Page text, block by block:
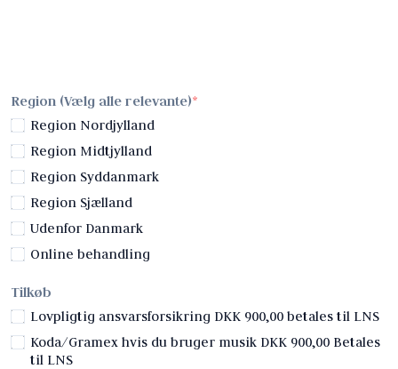
Region (Vælg alle relevante)
Region Nordjylland
Region Midtjylland
Region Syddanmark
Region Sjælland
Udenfor Danmark
Online behandling
Tilkøb
Lovpligtig ansvarsforsikring DKK 900,00 betales til LNS
Koda/Gramex hvis du bruger musik DKK 900,00 Betales
til LNS